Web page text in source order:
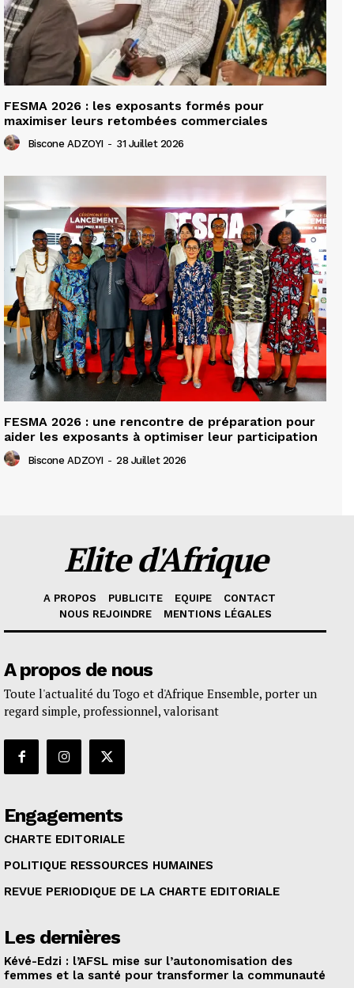
FESMA 2026 : les exposants formés pour
maximiser leurs retombées commerciales
Biscone ADZOYI - 31 Juillet 2026
FESMA 2026 : une rencontre de préparation pour
aider les exposants à optimiser leur participation
Biscone ADZOYI - 28 Juillet 2026
Elite d'Afrique
A PROPOS PUBLICITE EQUIPE
CONTACT
NOUS REJOINDRE
MENTIONS LÉGALES
A propos de nous
Toute l'actualité du Togo et d'Afrique Ensemble, porter un
regard simple, professionnel, valorisant
Engagements
CHARTE EDITORIALE
POLITIQUE RESSOURCES HUMAINES
REVUE PERIODIQUE DE LA CHARTE EDITORIALE
Les dernières
Kévé-Edzi : l’AFSL mise sur l’autonomisation des
femmes et la santé pour transformer la communauté